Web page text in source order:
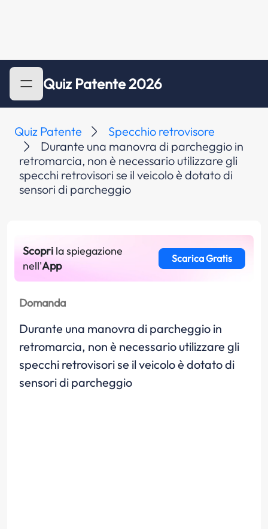
Quiz Patente 2026
Quiz Patente
Specchio retrovisore
Durante una manovra di parcheggio in
retromarcia, non è necessario utilizzare gli
specchi retrovisori se il veicolo è dotato di
sensori di parcheggio
Scopri la spiegazione
nell'App
Scarica Gratis
Domanda
Durante una manovra di parcheggio in
retromarcia, non è necessario utilizzare gli
specchi retrovisori se il veicolo è dotato di
sensori di parcheggio